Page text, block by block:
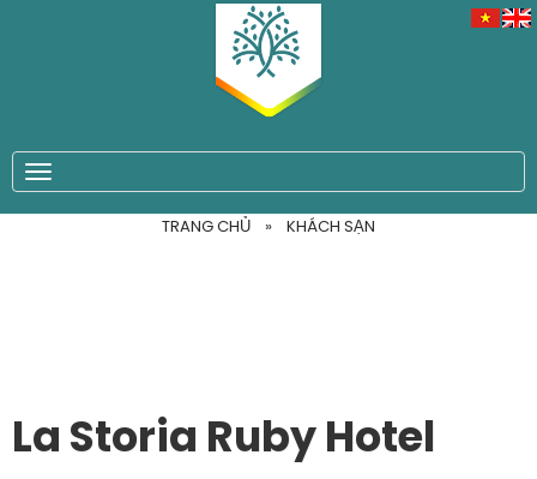
TRANG CHỦ » KHÁCH SẠN
La Storia Ruby Hotel